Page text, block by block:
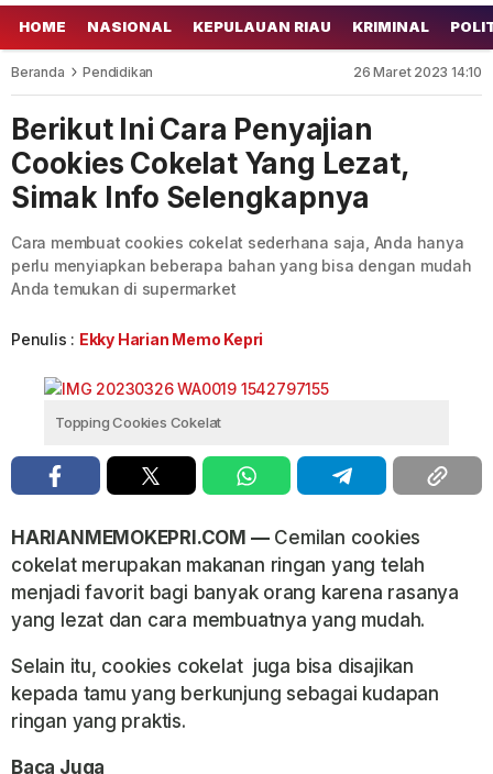
HOME NASIONAL KEPULAUAN RIAU KRIMINAL
Beranda Pendidikan 26 Maret 2023 14:10
Berikut Ini Cara Penyajian
Cookies Cokelat Yang Lezat,
Simak Info Selengkapnya
Cara membuat cookies cokelat sederhana saja, Anda hanya
perlu menyiapkan beberapa bahan yang bisa dengan mudah
Anda temukan di supermarket
Penulis : Ekky Harian Memo Kepri
Topping Cookies Cokelat
HARIANMEMOKEPRI.COM —Cemilan cookies
cokelat merupakan makanan ringan yang telah
menjadi favorit bagi banyak orang karena rasanya
yang lezat dan cara membuatnya yang mudah.
Selain itu, cookies cokelat juga bisa disajikan
kepada tamu yang berkunjung sebagai kudapan
ringan yang praktis.
Baca Juga